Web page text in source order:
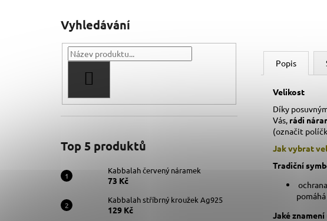
Vyhledávání
Top 5 produktů
Kabbalah červený náramek
73 Kč
Kabbalah stříbrný kroužek Ag925
129 Kč
Popis
Velikost
Díky
Vás, rádi
(označit
Jak vybrat
Tradiční
Jaké